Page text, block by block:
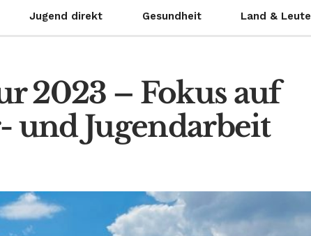
Jugend direkt Gesundheit Land & Leute
2023 – Fokus auf
und Jugendarbeit